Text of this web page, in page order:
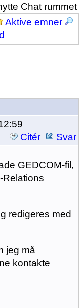
Chat rummet
Aktive emner
Citér
Svar
GEDCOM-fil,
Relations
redigeres med
jeg må
kontakte